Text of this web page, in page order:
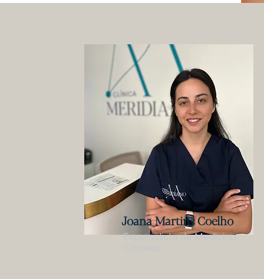
Joana Martins Coelho
Especialista de Medicina